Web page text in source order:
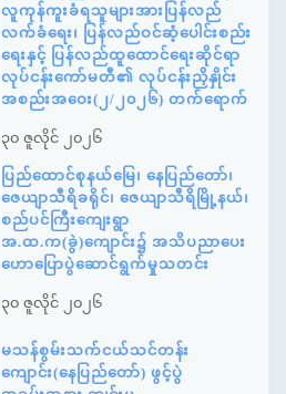
လူကုန်ကူးခံရသူများအားပြန်လည်
လက်ခံရေး၊ ပြန်လည်ဝင်ဆံ့ပေါင်းစည်း
ရေးနှင့် ပြန်လည်ထူထောင်ရေးဆိုင်ရာ
လုပ်ငန်းကော်မတီ၏ လုပ်ငန်းညှိနှိုင်း
အစည်းအဝေး(၂/၂၀၂၆) တက်ရောက်
၃၀ ဇူလိုင် ၂၀၂၆
ပြည်ထောင်စုနယ်မြေ၊ နေပြည်တော်၊
ဇေယျာသီရိခရိုင်၊ ဇေယျာသီရိမြို့နယ်၊
စည်ပင်ကြီးကျေးရွာ
အ.ထ.က(ခွဲ)ကျောင်း၌ အသိပညာပေး
ဟောပြောပွဲဆောင်ရွက်မှုသတင်း
၃၀ ဇူလိုင် ၂၀၂၆
မသန်စွမ်းသက်ငယ်သင်တန်း
ကျောင်း(နေပြည်တော်) ဖွင့်ပွဲ